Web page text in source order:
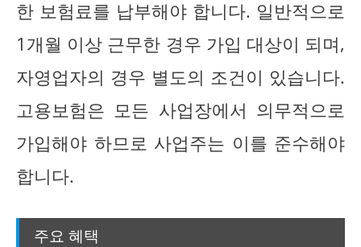
한 보험료를 납부해야 합니다. 일반적으로
1개월 이상 근무한 경우 가입 대상이 되며,
자영업자의 경우 별도의 조건이 있습니다.
고용보험은 모든 사업장에서 의무적으로
가입해야 하므로 사업주는 이를 준수해야
합니다.
주요 혜택